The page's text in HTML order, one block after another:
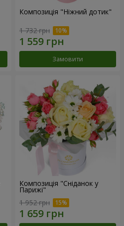
Композиція "Ніжний дотик"
1 732 грн
Замовити
Композиція "Сніданок у
Парижі"
1 952 грн